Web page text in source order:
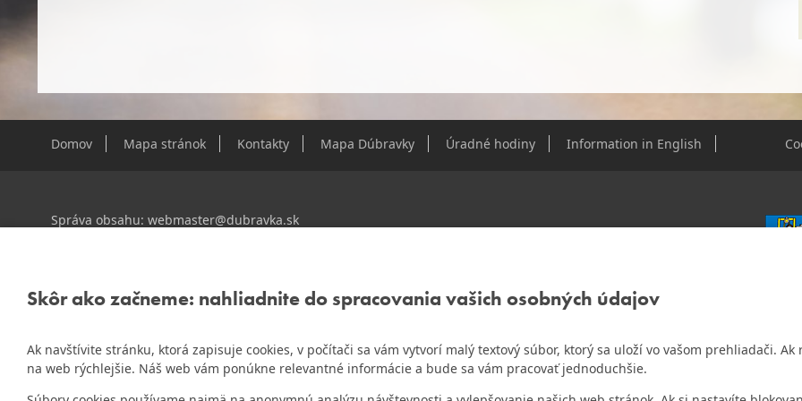
Skôr ako začneme: nahliadnite do spracovania vašich osobných údajov
Ak navštívite stránku, ktorá zapisuje cookies, v počítači sa vám vytvorí malý textový súbor, ktorý sa uloží vo vašom prehliadači.
na web rýchlejšie. Náš web vám ponúkne relevantné informácie a bude sa vám pracovať jednoduchšie.
Domov Mapa stránok Kontakty Mapa Dúbravky Úradné hodiny Information in English
Správa obsahu: webmaster@dubravka.sk
Naša mestská časť získala 3. miesto v súťažiZlatyErb.sk
o najlepšiu internetovú stránku samospráv za
IČ